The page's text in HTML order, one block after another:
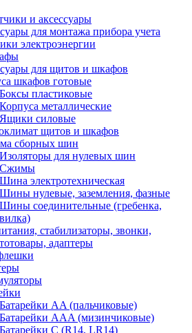
и аксессуары
для монтажа прибора учета
электроэнергии
для щитов и шкафов
шкафов готовые
Боксы пластиковые
Корпуса металлические
Ящики силовые
щитов и шкафов
сборных шин
Изоляторы для нулевых шин
Сжимы
Шина электротехническая
Шины нулевые, заземления, фазные
Шины соединительные (гребенка,
вилка)
стабилизаторы, звонки,
адаптеры
Батарейки AA (пальчиковые)
Батарейки AAA (мизинчиковые)
Батарейки C (R14, LR14)